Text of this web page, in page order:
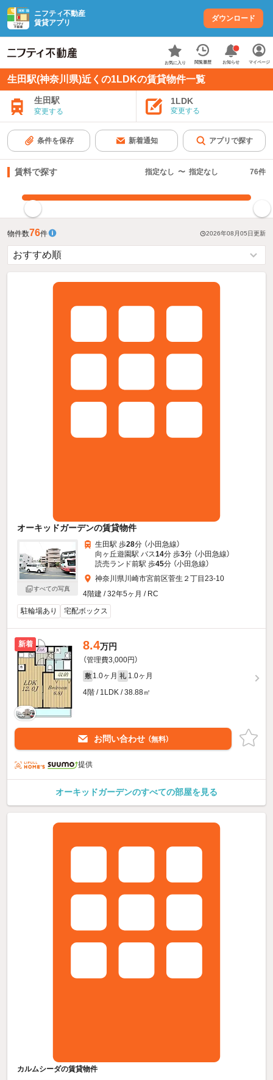
ニフティ不動産
賃貸アプリ
ダウンロード
お気に入り 閲覧履歴 お知らせ マイページ
生田駅(神奈川県)近くの1LDKの賃貸物件一覧
生田駅
変更する
1LDK
変更する
条件を保存 新着通知 アプリで探す
賃料で探す 指定なし 〜 指定なし 76件
物件数76件 2026年08月05日更新
オーキッドガーデンの賃貸物件
すべての写真
生田駅 歩28分 （小田急線）
向ヶ丘遊園駅 バス14分 歩3分 （小田急線）
読売ランド前駅 歩45分 （小田急線）
神奈川県川崎市宮前区菅生２丁目23-10
4階建 / 32年5ヶ月 / RC
駐輪場あり
宅配ボックス
新着 8.4万円
（管理費3,000円）
敷 1.0ヶ月 礼 1.0ヶ月
4階 / 1LDK / 38.88㎡
お問い合わせ （無料）
提供
オーキッドガーデンのすべての部屋を見る
カルムシーダの賃貸物件